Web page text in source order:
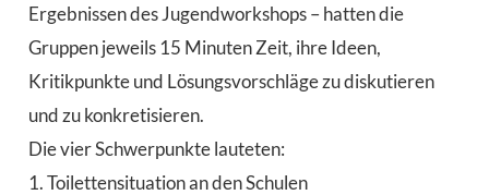
Ergebnissen des Jugendworkshops – hatten die
Gruppen jeweils 15 Minuten Zeit, ihre Ideen,
Kritikpunkte und Lösungsvorschläge zu diskutieren
und zu konkretisieren.
Die vier Schwerpunkte lauteten:
1. Toilettensituation an den Schulen